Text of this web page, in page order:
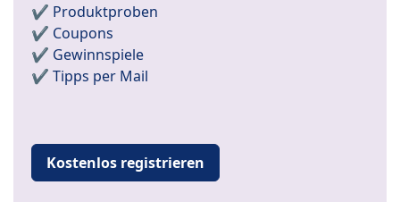
✔️ Produktproben
✔️ Coupons
✔️ Gewinnspiele
✔️ Tipps per Mail
Kostenlos registrieren